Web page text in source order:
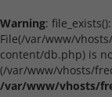
Warning:
File(/var/www/
content/db.php) is
(/var/www/vhosts/
/var/www/vhosts/